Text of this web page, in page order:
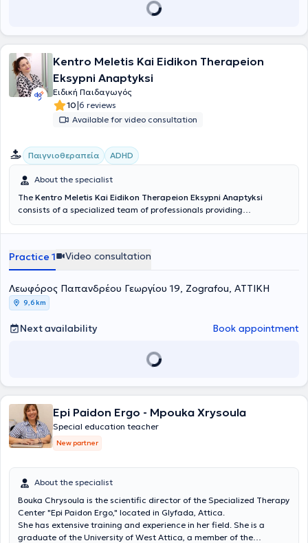
offered as an educational tool for teaching courses related to
Kentro Meletis Kai Eidikon Therapeion
Eksypni Anaptyksi
Ειδική Παιδαγωγός
10|6 reviews
Available for video consultation
Παιγνιοθεραπεία ADHD
About the specialist
The Kentro Meletis Kai Eidikon Therapeion Eksypni Anaptyksi
consists of a specialized team of professionals providing
speech therapy, occupational therapy, and special education.
education and therapy services. The team’s passion for children
serves as the foundation and driving force behind their continued
commitment to delivering their services to the highest standard.
They remain constantly vigilant, continuously updating their
teaching methods and the implementation of therapeutic programs
standards.
Practice 1 Video consultation
Λεωφόρος Παπανδρέου Γεωργίου 19, Zografou, ΑΤΤΙΚΗ
9,6 km
Next availability Book appointment
Epi Paidon Ergo - Mpouka Xrysoula
Special education teacher
New partner
About the specialist
Bouka Chrysoula is the scientific director of the Specialized Therapy
Center "Epi Paidon Ergo," located in Glyfada, Attica.
She has extensive training and experience in her field. She is a
graduate of the University of West Attica, a member of the